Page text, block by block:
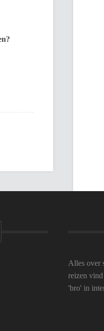
Alles over
reizen
'bro' in